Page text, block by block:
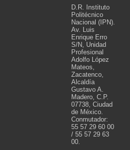
D.R. Instituto
Politécnico
Nacional (IPN).
Av. Luis
Enrique Erro
S/N, Unidad
Profesional
Adolfo López
Mateos,
Zacatenco,
Alcaldía
Gustavo A.
Madero, C.P.
07738, Ciudad
de México.
Conmutador:
55 57 29 60 00
/ 55 57 29 63
00.